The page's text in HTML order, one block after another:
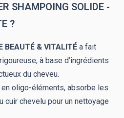
SHAMPOING SOLIDE -
?
BEAUTÉ & VITALITÉ a fait
à base d’ingrédients
du cheveu.
en oligo-éléments, absorbe les
cuir chevelu pour un nettoyage